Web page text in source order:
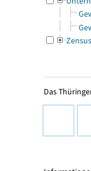
Zensus
Das